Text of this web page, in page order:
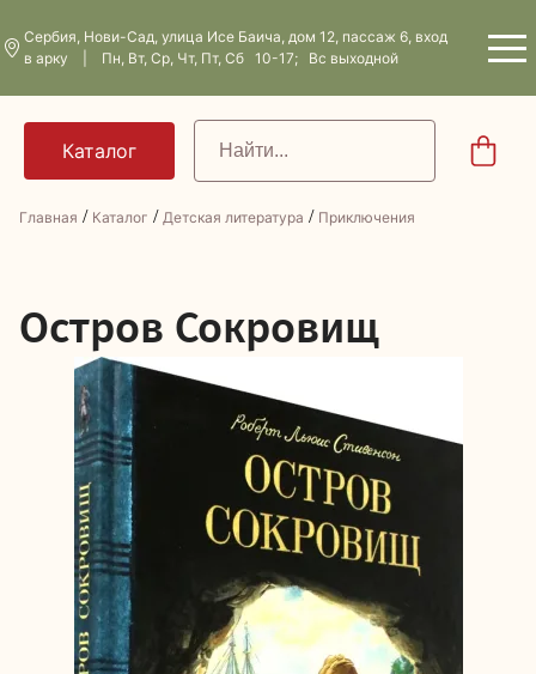
Сербия, Нови-Сад, улица Исе Баича, дом 12, пассаж 6, вход
в арку | Пн, Вт, Ср, Чт, Пт, Сб 10-17; Вс выходной
Главная / Каталог / Детская литература / Приключения
Остров Сокровищ